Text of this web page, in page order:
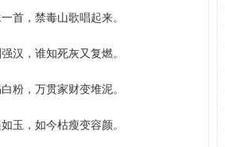
，禁毒山歌唱起来。
，谁知死灰又复燃。
，万贯家财变堆泥。
，如今枯瘦变容颜。